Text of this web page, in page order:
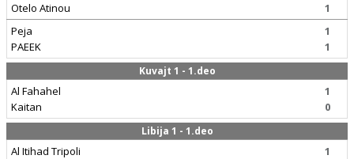
Otelo Atinou
1
Peja
PAEEK
1
1
Kuvajt 1 - 1.deo
Al Fahahel
Kaitan
1
0
Libija 1 - 1.deo
Al Itihad Tripoli
1